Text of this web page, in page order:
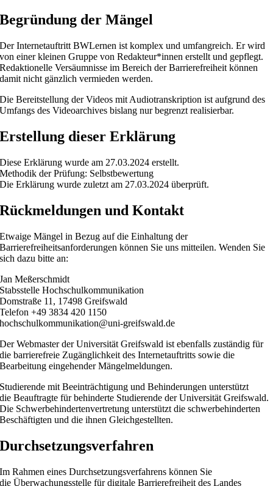
Begründung der Mängel
Der Internetauftritt BWLernen ist komplex und umfangreich. Er wird
von einer kleinen Gruppe von Redakteur*innen erstellt und gepflegt.
Redaktionelle Versäumnisse im Bereich der Barrierefreiheit können
damit nicht gänzlich vermieden werden.
Die Bereitstellung der Videos mit Audiotranskription ist aufgrund des
Umfangs des Videoarchives bislang nur begrenzt realisierbar.
Erstellung dieser Erklärung
Diese Erklärung wurde am 27.03.2024 erstellt.
Methodik der Prüfung: Selbstbewertung
Die Erklärung wurde zuletzt am 27.03.2024 überprüft.
Rückmeldungen und Kontakt
Etwaige Mängel in Bezug auf die Einhaltung der
Barrierefreiheitsanforderungen können Sie uns mitteilen. Wenden Sie
sich dazu bitte an:
Jan Meßerschmidt
Stabsstelle Hochschulkommunikation
Domstraße 11, 17498 Greifswald
Telefon +49 3834 420 1150
hochschulkommunikation@uni-greifswald.de
Der Webmaster der Universität Greifswald ist ebenfalls zuständig für
die barrierefreie Zugänglichkeit des Internetauftritts sowie die
Bearbeitung eingehender Mängelmeldungen.
Studierende mit Beeinträchtigung und Behinderungen unterstützt
die Beauftragte für behinderte Studierende der Universität Greifswald.
Die Schwerbehindertenvertretung unterstützt die schwerbehinderten
Beschäftigten und die ihnen Gleichgestellten.
Durchsetzungsverfahren
Im Rahmen eines Durchsetzungsverfahrens können Sie
die Überwachungsstelle für digitale Barrierefreiheit des Landes